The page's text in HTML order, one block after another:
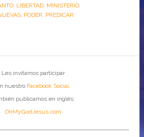
, LIBERTAD, MINISTERIO,
, PODER, PREDICAR
Les invitamos participar
nuestro Facebook Social.
publicamos en inglés:
OhMyGodJesus.com